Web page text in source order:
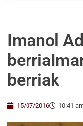
Imanol
berriak
15/07/2016 10:41